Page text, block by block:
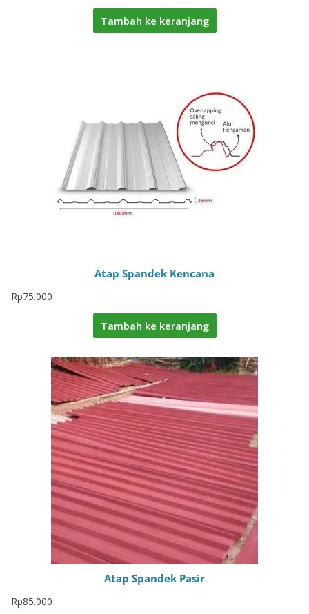
Tambah ke keranjang
Atap Spandek Kencana
Rp75.000
Tambah ke keranjang
Atap Spandek Pasir
Rp85.000